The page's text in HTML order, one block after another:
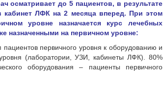
осматривает до 5 пациентов, в результате
кабинет ЛФК на 2 месяца вперед. При этом
уровне назначается курс лечебных
назначенными на первичном уровне:
пациентов первичного уровня к оборудованию и
(лаборатории, УЗИ, кабинеты ЛФК). 80%
оборудования – пациенты первичного